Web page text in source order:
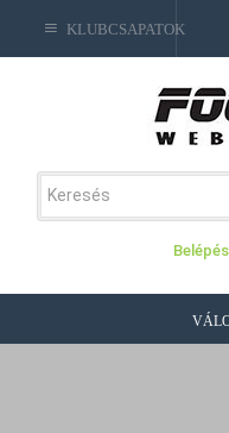
Belépés
KLUBCSAPATOK